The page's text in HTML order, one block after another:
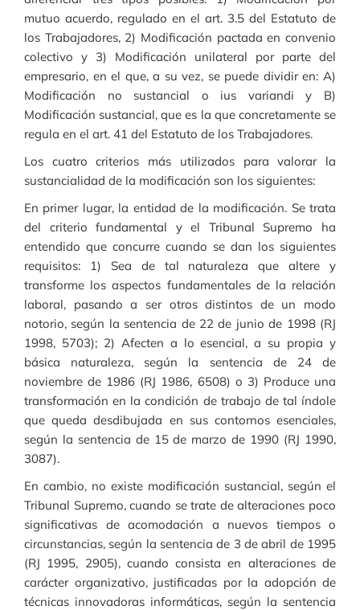
mutuo acuerdo, regulado en el art. 3.5 del Estatuto de
los Trabajadores, 2) Modificación pactada en convenio
colectivo y 3) Modificación unilateral por parte del
empresario, en el que, a su vez, se puede dividir en: A)
Modificación no sustancial o ius variandi y B)
Modificación sustancial, que es la que concretamente se
regula en el art. 41 del Estatuto de los Trabajadores.
Los cuatro criterios más utilizados para valorar la
sustancialidad de la modificación son los siguientes:
En primer lugar, la entidad de la modificación. Se trata
del criterio fundamental y el Tribunal Supremo ha
entendido que concurre cuando se dan los siguientes
requisitos: 1) Sea de tal naturaleza que altere y
transforme los aspectos fundamentales de la relación
laboral, pasando a ser otros distintos de un modo
notorio, según la sentencia de 22 de junio de 1998 (RJ
1998, 5703); 2) Afecten a lo esencial, a su propia y
básica naturaleza, según la sentencia de 24 de
noviembre de 1986 (RJ 1986, 6508) o 3) Produce una
transformación en la condición de trabajo de tal índole
que queda desdibujada en sus contornos esenciales,
según la sentencia de 15 de marzo de 1990 (RJ 1990,
3087).
En cambio, no existe modificación sustancial, según el
Tribunal Supremo, cuando se trate de alteraciones poco
significativas de acomodación a nuevos tiempos o
circunstancias, según la sentencia de 3 de abril de 1995
(RJ 1995, 2905), cuando consista en alteraciones de
carácter organizativo, justificadas por la adopción de
técnicas innovadoras informáticas, según la sentencia